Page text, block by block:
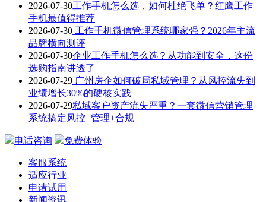
2026-07-30工作手机怎么选，如何杜绝飞单？红鹰工作
手机最值得推荐
2026-07-30 工作手机微信管理系统哪家强？2026年主流
品牌横向测评
2026-07-30企业工作手机怎么选？从功能到安全，这份
选购指南讲透了
2026-07-29 广州房企如何破局私域管理？从风控流失到
业绩增长30%的硬核实践
2026-07-29私域客户资产流失严重？一套微信营销管理
系统搞定风控+管理+合规
电话咨询 免费体验
客服系统
适应行业
申请试用
新闻资讯